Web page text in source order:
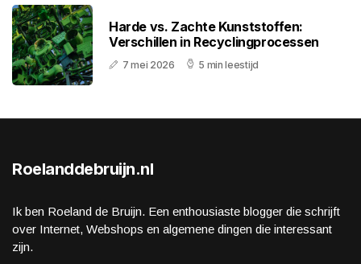
Harde vs. Zachte Kunststoffen:
Verschillen in Recyclingprocessen
7 mei 2026 5 min leestijd
Roelanddebruijn.nl
Ik ben Roeland de Bruijn. Een enthousiaste blogger die schrijft
over Internet, Webshops en algemene dingen die interessant
zijn.